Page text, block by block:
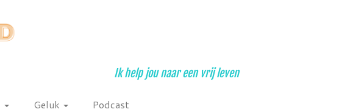
Ik help jou naar een vrij leven
Geluk
Podcast